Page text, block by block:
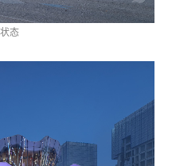
态